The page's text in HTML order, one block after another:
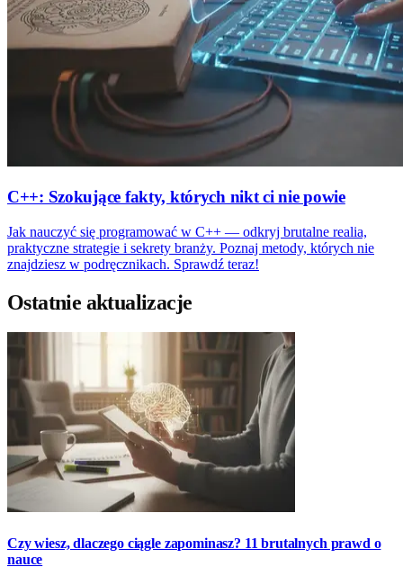
C++: Szokujące fakty, których nikt ci nie powie
Jak nauczyć się programować w C++ — odkryj brutalne realia,
praktyczne strategie i sekrety branży. Poznaj metody, których nie
znajdziesz w podręcznikach. Sprawdź teraz!
Ostatnie aktualizacje
Czy wiesz, dlaczego ciągle zapominasz? 11 brutalnych prawd o
nauce